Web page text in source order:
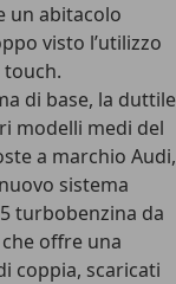
un abitacolo
visto l’utilizzo
di base, la duttile
modelli medi del
a marchio Audi,
sistema
turbobenzina da
offre una
coppia, scaricati